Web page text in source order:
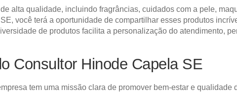
alta qualidade, incluindo fragrâncias, cuidados com a pele,
você terá a oportunidade de compartilhar esses produtos
de produtos facilita a personalização do atendimento,
Consultor Hinode Capela SE
tem uma missão clara de promover bem-estar e